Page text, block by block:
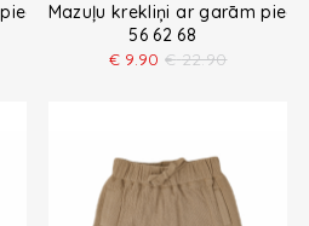
Mazuļu krekliņi ar garām
56 62 68
€ 9.90 € 22.90